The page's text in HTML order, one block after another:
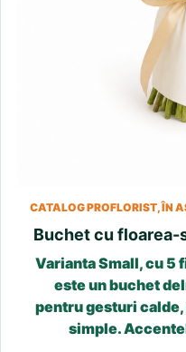
CATALOG PROFLORIST, ÎN
Buchet cu floarea-
Varianta Small, cu 5
este un buchet
pentru gesturi
simple.